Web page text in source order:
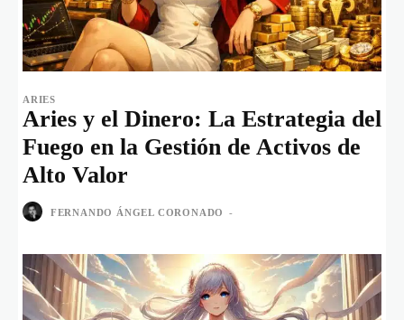
ARIES
Aries y el Dinero: La Estrategia del
Fuego en la Gestión de Activos de
Alto Valor
FERNANDO ÁNGEL CORONADO -